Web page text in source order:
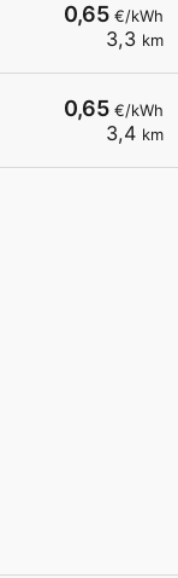
0,65 €/kWh
3,3 km
0,65 €/kWh
3,4 km